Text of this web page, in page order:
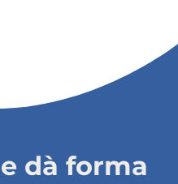
dà forma